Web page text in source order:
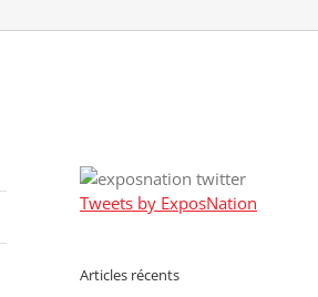
Tweets by ExposNation
Articles récents